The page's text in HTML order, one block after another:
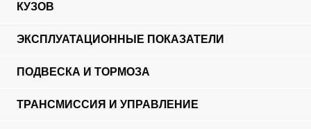
КУЗОВ
ЭКСПЛУАТАЦИОННЫЕ ПОКАЗАТЕЛИ
ПОДВЕСКА И ТОРМОЗА
ТРАНСМИССИЯ И УПРАВЛЕНИЕ